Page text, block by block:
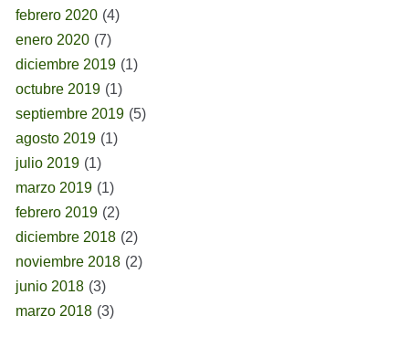
febrero 2020 (4)
enero 2020 (7)
diciembre 2019 (1)
octubre 2019 (1)
septiembre 2019 (5)
agosto 2019 (1)
julio 2019 (1)
marzo 2019 (1)
febrero 2019 (2)
diciembre 2018 (2)
noviembre 2018 (2)
junio 2018 (3)
marzo 2018 (3)